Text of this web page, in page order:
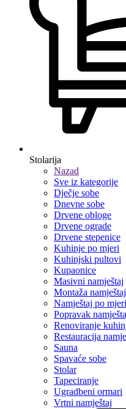
Stolarija
Nazad
Sve iz kategorije
Dječje sobe
Dnevne sobe
Drvene obloge
Drvene ograde
Drvene stepenice
Kuhinje po mjeri
Kuhinjski pultovi
Kupaonice
Masivni namještaj
Montaža
Namještaj po mjeri
Popravak
Renoviranje
Restauracija
Sauna
Spavaće sobe
Stolar
Tapeciranje
Ugradbeni ormari
Vrtni namještaj